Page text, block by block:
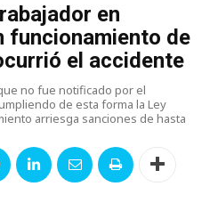
en
funcionamiento de
el accidente
no fue notificado por el
de esta forma la Ley
arriesga sanciones de hasta